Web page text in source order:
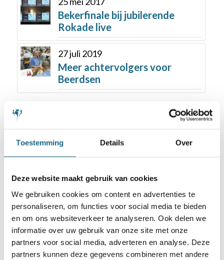
Toestemming Details Over
Deze website maakt gebruik van cookies
We gebruiken cookies om content en advertenties te
personaliseren, om functies voor social media te bieden
en om ons websiteverkeer te analyseren. Ook delen we
informatie over uw gebruik van onze site met onze
partners voor social media, adverteren en analyse. Deze
partners kunnen deze gegevens combineren met andere
Bekerfinale bij jubilerende
Rokade live
27 juli 2019
Meer achtervolgers voor
Beerdsen
Schaken.nl wordt mede mogelijk gemaakt
door: